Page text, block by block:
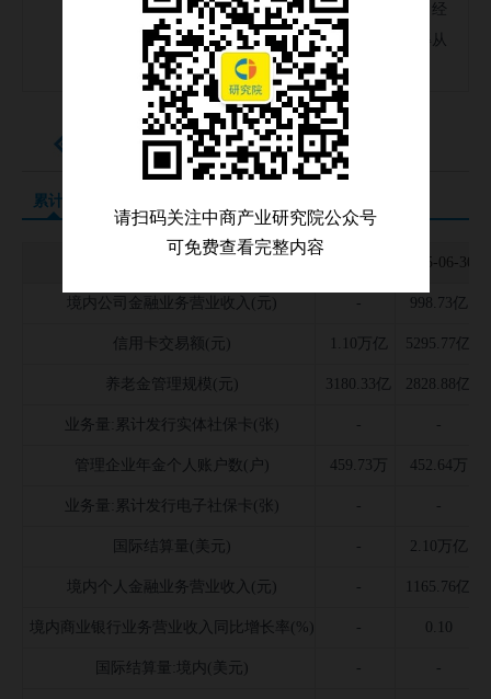
经营项目，开展经营活动；依法须经批准的项目，经
相关部门批准后依批准的内容开展经营活动；不得从
事本市产业政策禁止和限制类项目的经营活动。）
运营业务数据
累计值
2025-06-30
境内公司金融业务营业收入(元) - 998.73亿
信用卡交易额(元) 1.10万亿 5295.77亿
养老金管理规模(元) 3180.33亿 2828.88亿
业务量:累计发行实体社保卡(张) - -
管理企业年金个人账户数(户) 459.73万 452.64万
业务量:累计发行电子社保卡(张) - -
国际结算量(美元) - 2.10万亿
境内个人金融业务营业收入(元) - 1165.76亿
境内商业银行业务营业收入同比增长率(%) - 0.10
国际结算量:境内(美元) - -
请扫码关注中商产业研究院公众号
可免费查看完整内容